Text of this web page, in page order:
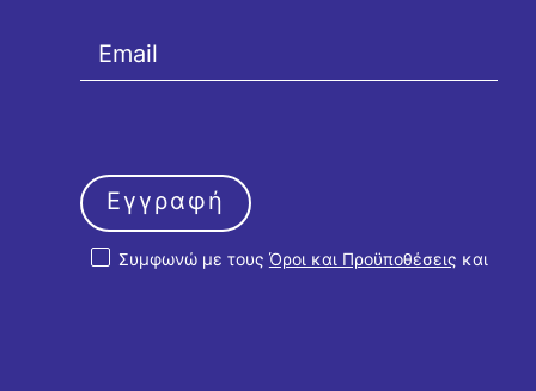
Συμφωνώ με τους Όροι και Προϋποθέσεις και
Εγγραφή